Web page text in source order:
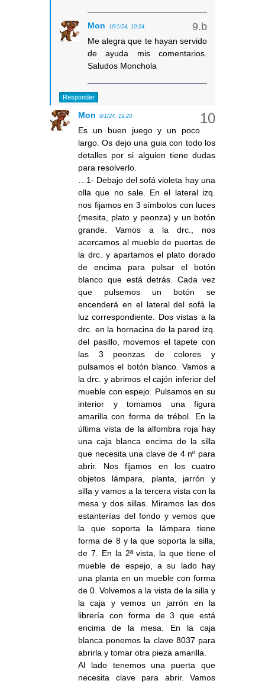
Mon 16/1/24, 10:24
Me alegra que te hayan servido
de ayuda mis comentarios.
Saludos Monchola
Responder
Mon 8/1/24, 19:20
Es un buen juego y un poco
largo. Os dejo una guia con todo los
detalles por si alguien tiene dudas
para resolverlo.
…1- Debajo del sofá violeta hay una
olla que no sale. En el lateral izq.
nos fijamos en 3 símbolos con luces
(mesita, plato y peonza) y un botón
grande. Vamos a la drc., nos
acercamos al mueble de puertas de
la drc. y apartamos el plato dorado
de encima para pulsar el botón
blanco que está detrás. Cada vez
que pulsemos un botón se
encenderá en el lateral del sofá la
luz correspondiente. Dos vistas a la
drc. en la hornacina de la pared izq.
del pasillo, movemos el tapete con
las 3 peonzas de colores y
pulsamos el botón blanco. Vamos a
la drc. y abrimos el cajón inferior del
mueble con espejo. Pulsamos en su
interior y tomamos una figura
amarilla con forma de trébol. En la
última vista de la alfombra roja hay
una caja blanca encima de la silla
que necesita una clave de 4 nº para
abrir. Nos fijamos en los cuatro
objetos lámpara, planta, jarrón y
silla y vamos a la tercera vista con la
mesa y dos sillas. Miramos las dos
estanterías del fondo y vemos que
la que soporta la lámpara tiene
forma de 8 y la que soporta la silla,
de 7. En la 2ª vista, la que tiene el
mueble de espejo, a su lado hay
una planta en un mueble con forma
de 0. Volvemos a la vista de la silla y
la caja y vemos un jarrón en la
librería con forma de 3 que está
encima de la mesa. En la caja
blanca ponemos la clave 8037 para
abrirla y tomar otra pieza amarilla.
Al lado tenemos una puerta que
necesita clave para abrir. Vamos